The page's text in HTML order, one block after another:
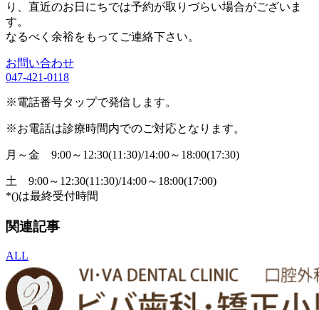
り、直近のお日にちでは予約が取りづらい場合がございま
す。
なるべく余裕をもってご連絡下さい。
お問い合わせ
047-421-0118
※電話番号タップで発信します。
※お電話は診療時間内でのご対応となります。
月～金 9:00～12:30(11:30)/14:00～18:00(17:30)
土 9:00～12:30(11:30)/14:00～18:00(17:00)
*()は最終受付時間
関連記事
ALL